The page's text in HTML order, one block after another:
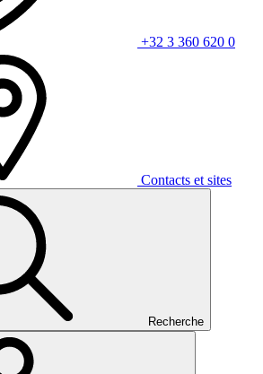
+32 3 360 620 0
Contacts et sites
Recherche